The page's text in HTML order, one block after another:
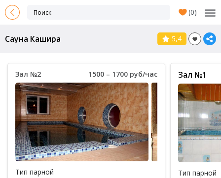
(0)
Сауна Кашира 5,4
Зал №2 1500 – 1700 руб/час
Тип парной
Зал №1
Тип парной